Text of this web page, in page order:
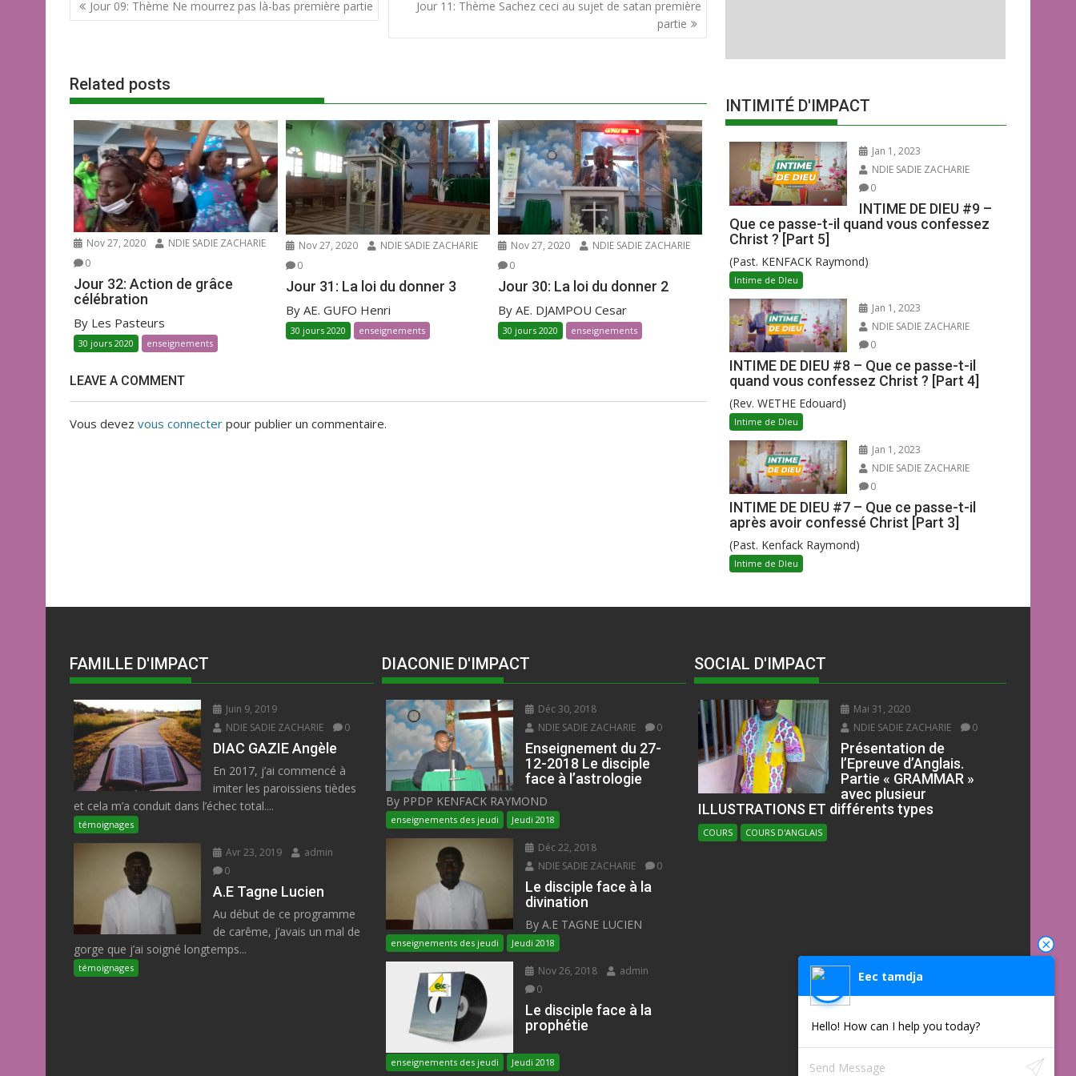
o A er
Jour 09: Thème Ne mourrez pas là-bas première partie
Jour 11: Thème Sachez ceci au sujet de satan première
partie
Related posts
Nov 27, 2020
NDIE SADIE ZACHARIE
0
Jour 32: Action de grâce
célébration
By Les Pasteurs
30 jours 2020 enseignements
Nov 27, 2020
NDIE SADIE ZACHARIE
0
Jour 31: La loi du donner 3
By AE. GUFO Henri
30 jours 2020 enseignements
Nov 27, 2020
NDIE SADIE ZACHARIE
0
Jour 30: La loi du donner 2
By AE. DJAMPOU Cesar
30 jours 2020 enseignements
LEAVE A COMMENT
Vous devez vous connecter pour publier un commentaire.
INTIMITÉ D'IMPACT
Jan 1, 2023
NDIE SADIE ZACHARIE
0
INTIME DE DIEU #9 –
Que ce passe-t-il quand vous confessez
Christ ? [Part 5]
(Past. KENFACK Raymond)
Intime de DIeu
Jan 1, 2023
NDIE SADIE ZACHARIE
0
INTIME DE DIEU #8 – Que ce passe-t-il
quand vous confessez Christ ? [Part 4]
(Rev. WETHE Edouard)
Intime de DIeu
Jan 1, 2023
NDIE SADIE ZACHARIE
0
INTIME DE DIEU #7 – Que ce passe-t-il
après avoir confessé Christ [Part 3]
(Past. Kenfack Raymond)
Intime de DIeu
FAMILLE D'IMPACT
Juin 9, 2019
NDIE SADIE ZACHARIE
0
DIAC GAZIE Angèle
En 2017, j’ai commencé à
imiter les paroissiens tièdes
et cela m’a conduit dans l’échec total....
témoignages
Avr 23, 2019
admin
0
A.E Tagne Lucien
Au début de ce programme
de carême, j’avais un mal de
gorge que j’ai soigné longtemps...
témoignages
DIACONIE D'IMPACT
Déc 30, 2018
NDIE SADIE ZACHARIE
0
Enseignement du 27-
12-2018 Le disciple
face à l’astrologie
By PPDP KENFACK RAYMOND
enseignements des jeudi Jeudi 2018
Déc 22, 2018
NDIE SADIE ZACHARIE
0
Le disciple face à la
divination
By A.E TAGNE LUCIEN
enseignements des jeudi Jeudi 2018
Nov 26, 2018
admin
0
Le disciple face à la
prophétie
enseignements des jeudi Jeudi 2018
SOCIAL D'IMPACT
Mai 31, 2020
NDIE SADIE ZACHARIE
0
Présentation de
l’Epreuve d’Anglais.
Partie « GRAMMAR »
avec plusieur
ILLUSTRATIONS ET différents types
COURS COURS D'ANGLAIS
Eec tamdja
Hello! How can I help you today?